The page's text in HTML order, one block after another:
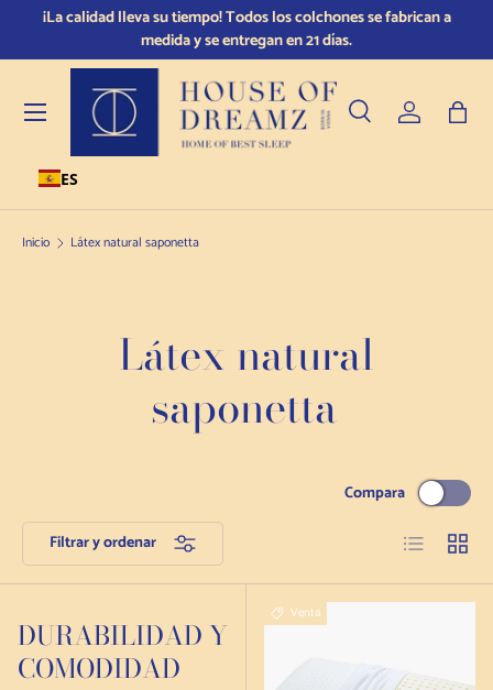
Ir al contenido
¡La calidad lleva su tiempo! Todos los colchones se fabrican a
medida y se entregan en 21 días.
ES
Buscar en
Tipo de producto
Buscar enConectarse
Menú
Inicio Látex natural saponetta
Látex natural
saponetta
Filtrar y ordenar
Compara
Lista Rejilla
DURABILIDAD Y
COMODIDAD
Venta